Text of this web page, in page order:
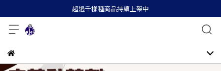
超過千樣種商品持續上架中